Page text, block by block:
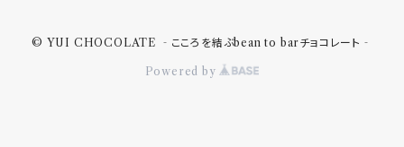
© YUI CHOCOLATE ‐こころを結ぶbean to barチョコレート‐
Powered by